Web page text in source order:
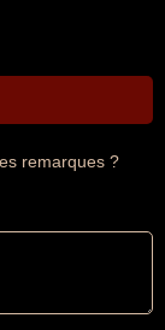
remarques ?